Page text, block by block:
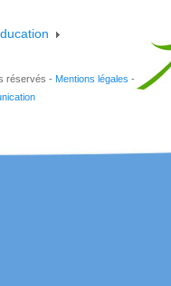
réservés - Mentions légales -